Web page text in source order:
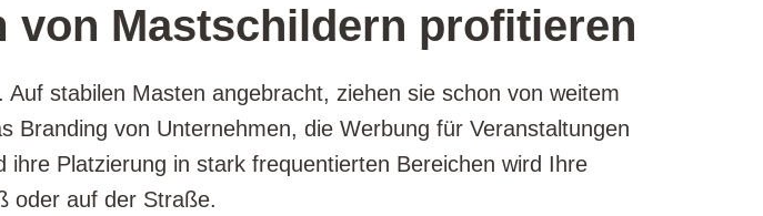
von Mastschildern profitieren
stabilen Masten angebracht, ziehen sie schon von weitem
Branding von Unternehmen, die Werbung für Veranstaltungen
Platzierung in stark frequentierten Bereichen wird Ihre
oder auf der Straße.